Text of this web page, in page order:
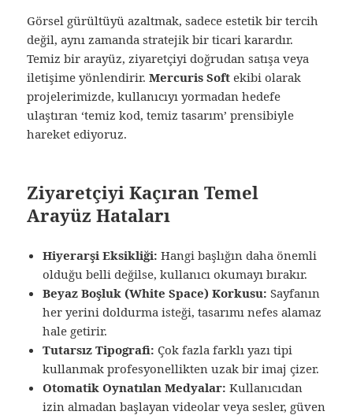
Görsel gürültüyü azaltmak, sadece estetik bir tercih
değil, aynı zamanda stratejik bir ticari karardır.
Temiz bir arayüz, ziyaretçiyi doğrudan satışa veya
iletişime yönlendirir.Mercuris Soft ekibi olarak
projelerimizde, kullanıcıyı yormadan hedefe
ulaştıran ‘temiz kod, temiz tasarım’ prensibiyle
hareket ediyoruz.
Ziyaretçiyi Kaçıran Temel
Arayüz Hataları
Hiyerarşi Eksikliği: Hangi başlığın daha önemli
olduğu belli değilse, kullanıcı okumayı bırakır.
Beyaz Boşluk (White Space) Korkusu: Sayfanın
her yerini doldurma isteği, tasarımı nefes alamaz
hale getirir.
Tutarsız Tipografi: Çok fazla farklı yazı tipi
kullanmak profesyonellikten uzak bir imaj çizer.
Otomatik Oynatılan Medyalar: Kullanıcıdan
izin almadan başlayan videolar veya sesler, güven